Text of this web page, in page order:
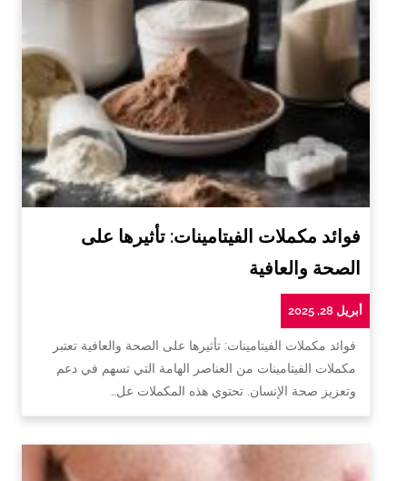
فوائد مكملات الفيتامينات: تأثيرها على
الصحة والعافية
أبريل 28, 2025
فوائد مكملات الفيتامينات: تأثيرها على الصحة والعافية تعتبر
مكملات الفيتامينات من العناصر الهامة التي تسهم في دعم
وتعزيز صحة الإنسان. تحتوي هذه المكملات عل…